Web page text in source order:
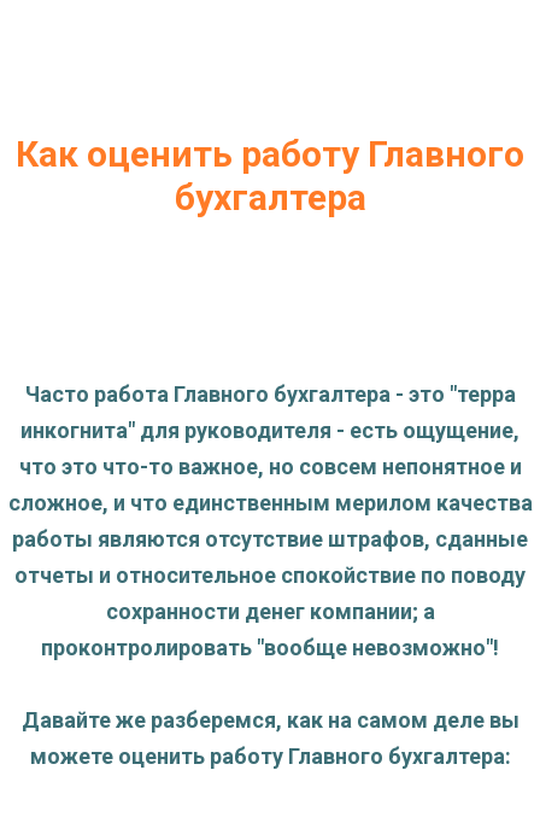
Как оценить работу Главного
бухгалтера
Часто работа Главного бухгалтера - это "терра
инкогнита" для руководителя - есть ощущение,
что это что-то важное, но совсем непонятное и
сложное, и что единственным мерилом качества
работы являются отсутствие штрафов, сданные
отчеты и относительное спокойствие по поводу
сохранности денег компании; а
проконтролировать "вообще невозможно"!
Давайте же разберемся, как на самом деле вы
можете оценить работу Главного бухгалтера: